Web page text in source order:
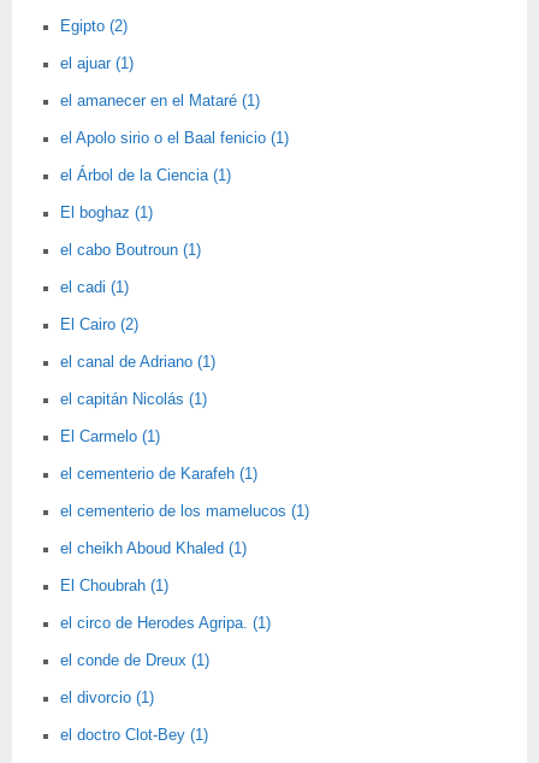
Egipto (2)
el ajuar (1)
el amanecer en el Mataré (1)
el Apolo sirio o el Baal fenicio (1)
el Árbol de la Ciencia (1)
El boghaz (1)
el cabo Boutroun (1)
el cadi (1)
El Cairo (2)
el canal de Adriano (1)
el capitán Nicolás (1)
El Carmelo (1)
el cementerio de Karafeh (1)
el cementerio de los mamelucos (1)
el cheikh Aboud Khaled (1)
El Choubrah (1)
el circo de Herodes Agripa. (1)
el conde de Dreux (1)
el divorcio (1)
el doctro Clot-Bey (1)